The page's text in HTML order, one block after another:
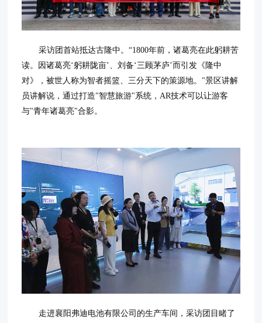
采访团首站抵达古隆中。“1800年前，诸葛亮在此躬耕苦
读。因诸葛亮‘躬耕陇亩’、刘备‘三顾茅庐’而引发《隆中
对》，被世人称为智者摇篮、三分天下的策源地。"景区讲解
员讲解说，通过打造"智慧旅游"系统，AR技术可以让游客
与"青年诸葛亮"合影。
走进襄阳弗迪电池有限公司的生产车间，采访团目睹了